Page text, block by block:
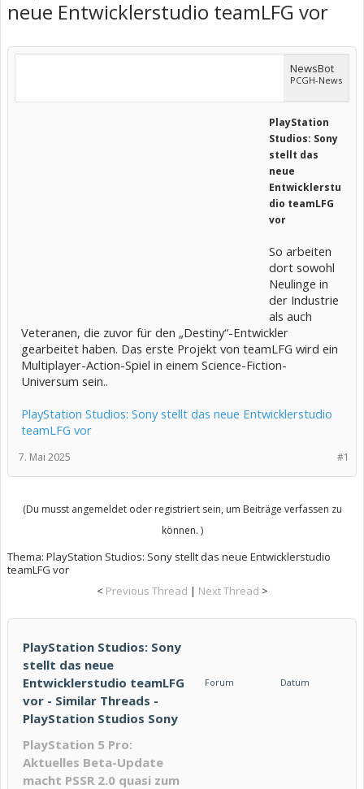
neue Entwicklerstudio teamLFG vor
NewsBot
PCGH-News
PlayStation
Studios: Sony
stellt das
neue
Entwicklerstu
dio teamLFG
vor
So arbeiten
dort sowohl
Neulinge in
der Industrie
als auch
Veteranen, die zuvor für den „Destiny“-Entwickler
gearbeitet haben. Das erste Projekt von teamLFG wird ein
Multiplayer-Action-Spiel in einem Science-Fiction-
Universum sein..
PlayStation Studios: Sony stellt das neue Entwicklerstudio
teamLFG vor
#1
7. Mai 2025
(Du musst angemeldet oder registriert sein, um Beiträge verfassen zu
können. )
Thema: PlayStation Studios: Sony stellt das neue Entwicklerstudio
teamLFG vor
< Previous Thread | Next Thread >
PlayStation Studios: Sony
stellt das neue
Entwicklerstudio teamLFG
vor - Similar Threads -
PlayStation Studios Sony
Forum Datum
PlayStation 5 Pro:
Aktuelles Beta-Update
macht PSSR 2.0 quasi zum